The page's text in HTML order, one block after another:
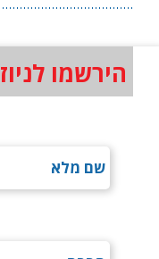
הירשמו